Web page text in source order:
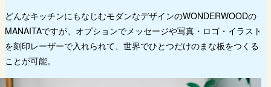
どんなキッチンにもなじむモダンなデザインのWONDERWOODの
MANAITAですが、オプションでメッセージや写真・ロゴ・イラスト
を刻印レーザーで入れられて、世界でひとつだけのまな板をつくる
ことが可能。